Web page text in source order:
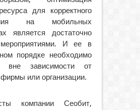
для корректного
на мобильных
является достаточно
И ее в
порядке необходимо
вне зависимости от
или организации.
компании Сеобит,